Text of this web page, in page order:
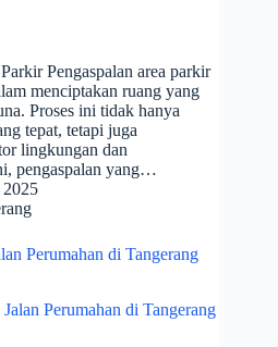
Pengaspalan area parkir
menciptakan ruang yang
Proses ini tidak hanya
tepat, tetapi juga
lingkungan dan
pengaspalan yang…
2025
Perumahan di Tangerang